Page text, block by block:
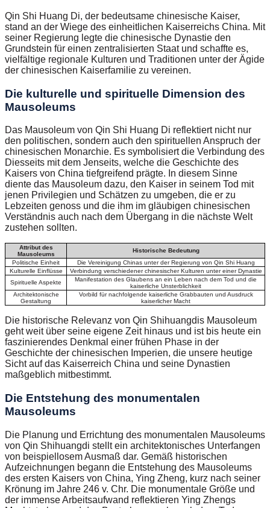
Qin Shi Huang Di, der bedeutsame chinesische Kaiser,
stand an der Wiege des einheitlichen Kaiserreichs China. Mit
seiner Regierung legte die chinesische Dynastie den
Grundstein für einen zentralisierten Staat und schaffte es,
vielfältige regionale Kulturen und Traditionen unter der Ägide
der chinesischen Kaiserfamilie zu vereinen.
Die kulturelle und spirituelle Dimension des
Mausoleums
Das Mausoleum von Qin Shi Huang Di reflektiert nicht nur
den politischen, sondern auch den spirituellen Anspruch der
chinesischen Monarchie. Es symbolisiert die Verbindung des
Diesseits mit dem Jenseits, welche die Geschichte des
Kaisers von China tiefgreifend prägte. In diesem Sinne
diente das Mausoleum dazu, den Kaiser in seinem Tod mit
jenen Privilegien und Schätzen zu umgeben, die er zu
Lebzeiten genoss und die ihm im gläubigen chinesischen
Verständnis auch nach dem Übergang in die nächste Welt
zustehen sollten.
Attribut des
Mausoleums
Historische Bedeutung
Politische Einheit
Die Vereinigung Chinas unter der Regierung von Qin Shi Huang
Kulturelle Einflüsse
Verbindung verschiedener chinesischer Kulturen unter einer Dynastie
Spirituelle Aspekte
Manifestation des Glaubens an ein Leben nach dem Tod und die
kaiserliche Unsterblichkeit
Architektonische
Gestaltung
Vorbild für nachfolgende kaiserliche Grabbauten und Ausdruck
kaiserlicher Macht
Die historische Relevanz von Qin Shihuangdis Mausoleum
geht weit über seine eigene Zeit hinaus und ist bis heute ein
faszinierendes Denkmal einer frühen Phase in der
Geschichte der chinesischen Imperien, die unsere heutige
Sicht auf das Kaiserreich China und seine Dynastien
maßgeblich mitbestimmt.
Die Entstehung des monumentalen
Mausoleums
Die Planung und Errichtung des monumentalen Mausoleums
von Qin Shihuangdi stellt ein architektonisches Unterfangen
von beispiellosem Ausmaß dar. Gemäß historischen
Aufzeichnungen begann die Entstehung des Mausoleums
des ersten Kaisers von China, Ying Zheng, kurz nach seiner
Krönung im Jahre 246 v. Chr. Die monumentale Größe und
der immense Arbeitsaufwand reflektieren Ying Zhengs